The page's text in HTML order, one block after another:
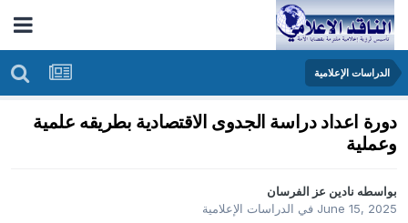
الدراسات الإعلامية
دورة اعداد دراسة الجدوى الاقتصادية بطريقه علمية
وعملية
بواسطهنادين عز الفرسان
June 15, 2025في الدراسات الإعلامية